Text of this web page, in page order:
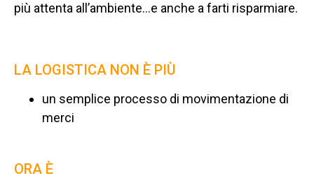
più attenta all’ambiente…e anche a farti risparmiare.
LA LOGISTICA NON È PIÙ
un semplice processo di movimentazione di
merci
ORA È